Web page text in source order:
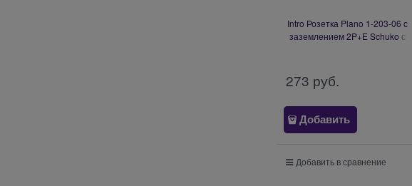
Intro Розетка Plano 1-203-06 с
заземлением 2P+E Schuko с
273 руб.
Добавить
Добавить в сравнение